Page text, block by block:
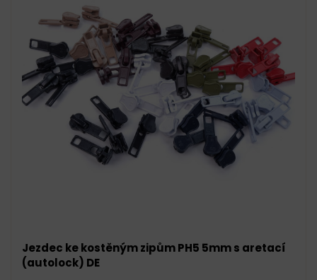
Jezdec ke kostěným zipům PH5 5mm s aretací
(autolock) DE